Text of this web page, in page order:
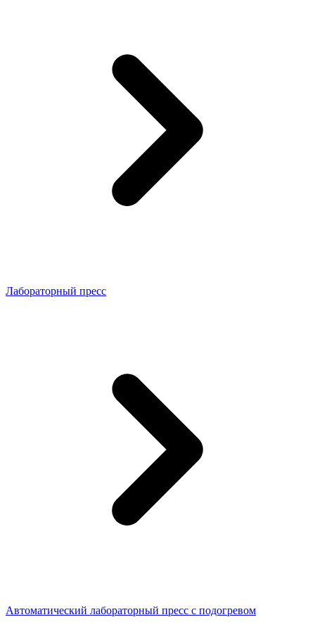
Лабораторный пресс
Автоматический лабораторный пресс с подогревом